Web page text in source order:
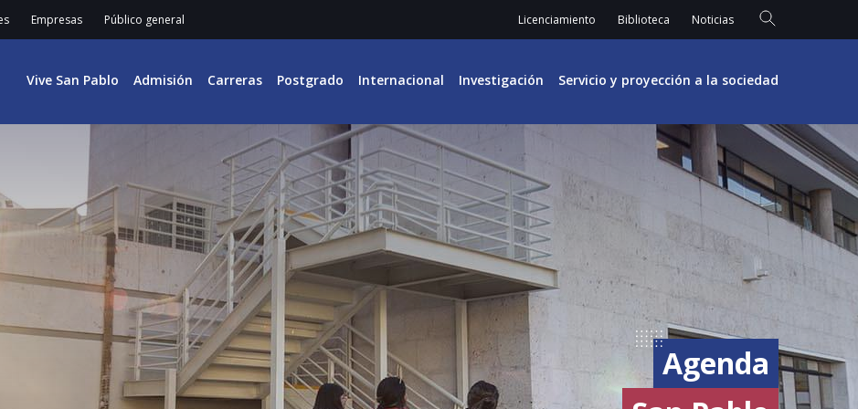
Empresas Público general Licenciamiento Biblioteca Noticias
Vive San Pablo Admisión Carreras Postgrado Internacional Investigación Servicio y proyección a la sociedad
Agenda